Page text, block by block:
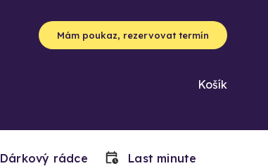
Mám poukaz, rezervovat termín
Košík
Dárkový rádce Last minute